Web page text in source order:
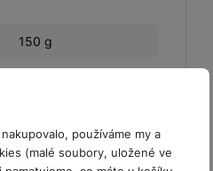
používáme my a
(malé soubory, uložené ve
150 g
1 CM